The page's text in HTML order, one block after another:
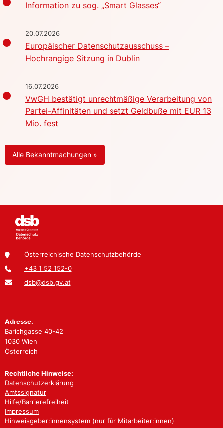
Information zu sog. „Smart Glasses“
20.07.2026
Europäischer Datenschutzausschuss –
Hochrangige Sitzung in Dublin
16.07.2026
VwGH bestätigt unrechtmäßige Verarbeitung von
Partei-Affinitäten und setzt Geldbuße mit EUR 13
Mio. fest
Alle Bekanntmachungen »
Österreichische Datenschutzbehörde
+43 1 52 152-0
dsb@dsb.gv.at
Adresse:
Barichgasse 40-42
1030 Wien
Österreich
Rechtliche Hinweise:
Datenschutzerklärung
Amtssignatur
Hilfe/Barrierefreiheit
Impressum
Hinweisgeber:innensystem (nur für Mitarbeiter:innen)